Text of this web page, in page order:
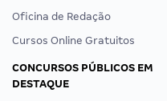
Oficina de Redação
Cursos Online Gratuitos
CONCURSOS PÚBLICOS EM
DESTAQUE